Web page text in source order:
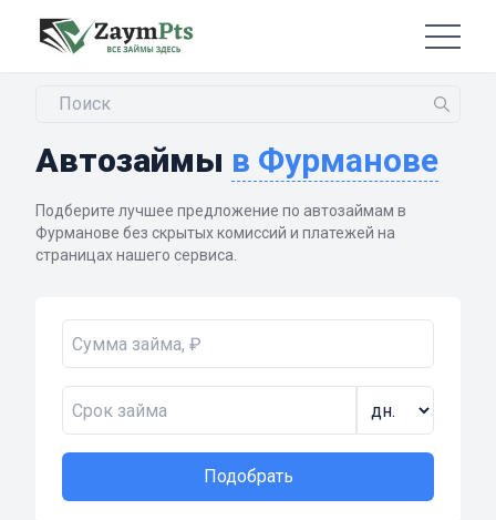
Автозаймы в Фурманове
Подберите лучшее предложение по автозаймам в
Фурманове без скрытых комиссий и платежей на
страницах нашего сервиса.
Подобрать